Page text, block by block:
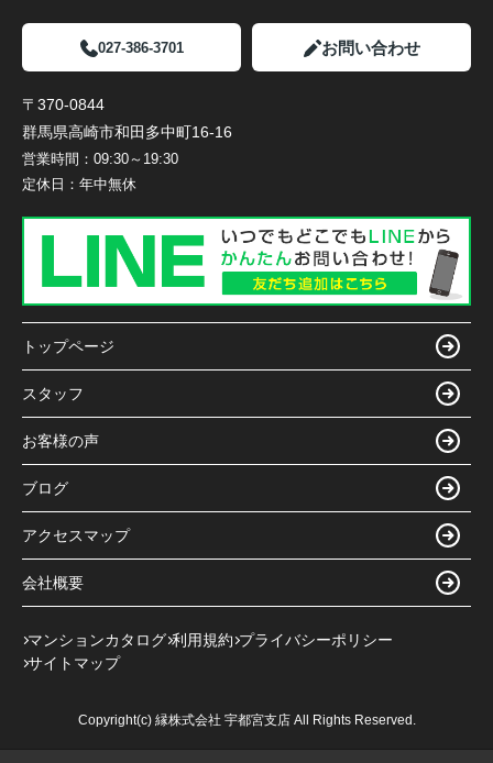
027-386-3701 お問い合わせ
〒370-0844
群馬県高崎市和田多中町16-16
営業時間： 09:30～19:30
定休日： 年中無休
トップページ
スタッフ
お客様の声
ブログ
アクセスマップ
会社概要
マンションカタログ 利用規約 プライバシーポリシー
サイトマップ
Copyright(c) 縁株式会社 宇都宮支店 All Rights Reserved.